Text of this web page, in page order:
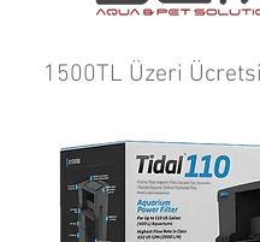
1500TL Üzeri